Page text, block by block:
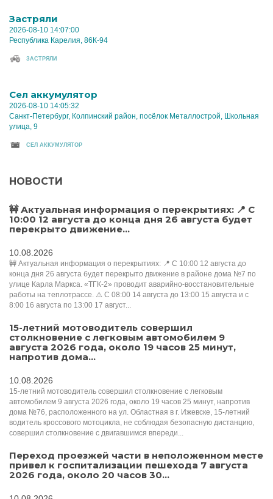
Застряли
2026-08-10 14:07:00
Республика Карелия, 86К-94
ЗАСТРЯЛИ
Cел аккумулятор
2026-08-10 14:05:32
Санкт-Петербург, Колпинский район, посёлок Металлострой, Школьная
улица, 9
CЕЛ АККУМУЛЯТОР
НОВОСТИ
🚧 Актуальная информация о перекрытиях: 📍 С
10:00 12 августа до конца дня 26 августа будет
перекрыто движение...
10.08.2026
🚧 Актуальная информация о перекрытиях: 📍 С 10:00 12 августа до
конца дня 26 августа будет перекрыто движение в районе дома №7 по
улице Карла Маркса. «ТГК-2» проводит аварийно-восстановительные
работы на теплотрассе. ⚠️ С 08:00 14 августа до 13:00 15 августа и с
8:00 16 августа по 13:00 17 август...
15-летний мотоводитель совершил
столкновение с легковым автомобилем 9
августа 2026 года, около 19 часов 25 минут,
напротив дома...
10.08.2026
15-летний мотоводитель совершил столкновение с легковым
автомобилем 9 августа 2026 года, около 19 часов 25 минут, напротив
дома №76, расположенного на ул. Областная в г. Ижевске, 15-летний
водитель кроссового мотоцикла, не соблюдая безопасную дистанцию,
совершил столкновение с двигавшимся впереди...
Переход проезжей части в неположенном месте
привел к госпитализации пешехода 7 августа
2026 года, около 20 часов 30...